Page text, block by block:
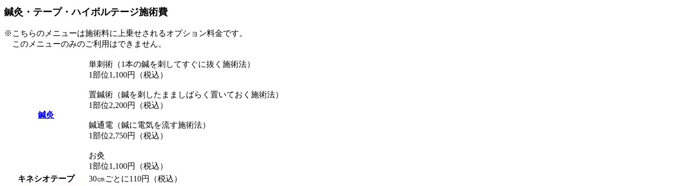
鍼灸・テープ・ハイボルテージ施術費
※こちらのメニューは施術料に上乗せされるオプション料金です。
このメニューのみのご利用はできません。
鍼灸
単刺術（1本の鍼を刺してすぐに抜く施術法）
1部位1,100円（税込）
置鍼術（鍼を刺したまましばらく置いておく施術法）
1部位2,200円（税込）
鍼通電（鍼に電気を流す施術法）
1部位2,750円（税込）
お灸
1部位1,100円（税込）
キネシオテープ
30㎝ごとに110円（税込）